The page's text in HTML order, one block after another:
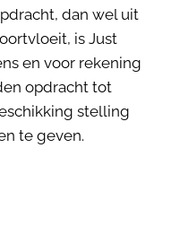
dan wel uit
is Just
en voor rekening
opdracht tot
stelling
te geven.